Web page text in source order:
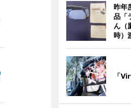
昨年
品「
ん（
時）
「